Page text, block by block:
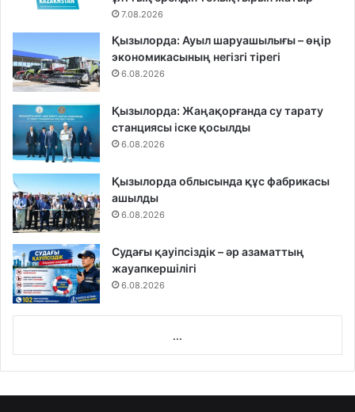
7.08.2026
Қызылорда: Ауыл шаруашылығы – өңір
экономикасының негізгі тірегі
6.08.2026
Қызылорда: Жаңақорғанда су тарату
станциясы іске қосылды
6.08.2026
Қызылорда облысында құс фабрикасы
ашылды
6.08.2026
Судағы қауіпсіздік – әр азаматтың
жауапкершілігі
6.08.2026
...